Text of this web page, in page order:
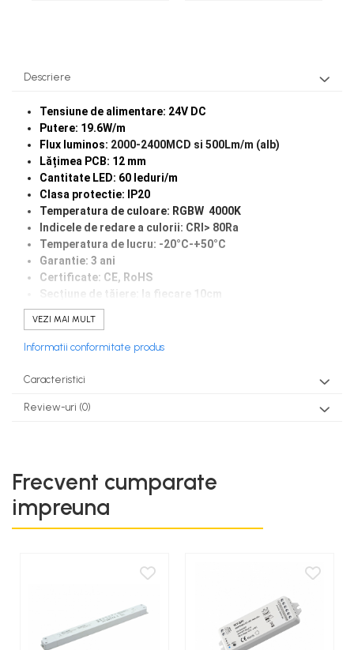
Descriere
Tensiune de alimentare: 24V DC
Putere: 19.6W/m
Flux luminos: 2000-2400MCD si 500Lm/m (alb)
Lățimea PCB: 12 mm
Cantitate LED: 60 leduri/m
Clasa protectie: IP20
Temperatura de culoare: RGBW 4000K
Indicele de redare a culorii: CRI> 80Ra
Temperatura de lucru: -20°C-+50°C
Garantie: 3 ani
Certificate: CE, RoHS
Secțiune de tăiere: la fiecare
10cm
Grosimea PCB: suport dublu
Durata de viata: 50.000 ore
VEZI MAI MULT
Informatii conformitate produs
Caracteristici
Review-uri (0)
Frecvent cumparate
impreuna